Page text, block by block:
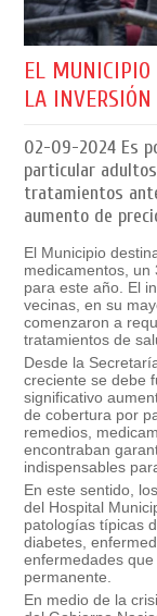
EL
LA
02-09-2024 Es
particular
tratamientos
aumento de
El Municipio
medicamentos,
para este año. El
vecinas, en su
comenzaron a
tratamientos de
Desde la
creciente se debe
significativo
de cobertura por
remedios,
encontraban
indispensables
En este sentido,
del Hospital
patologías típicas
diabetes,
enfermedades
permanente.
En medio de la